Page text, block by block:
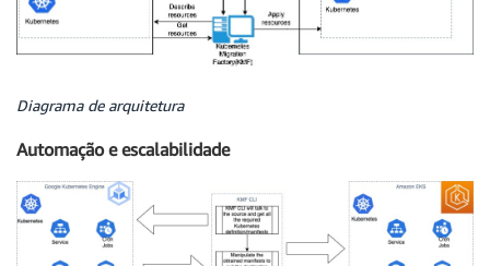
Diagrama de arquitetura
Automação e escalabilidade